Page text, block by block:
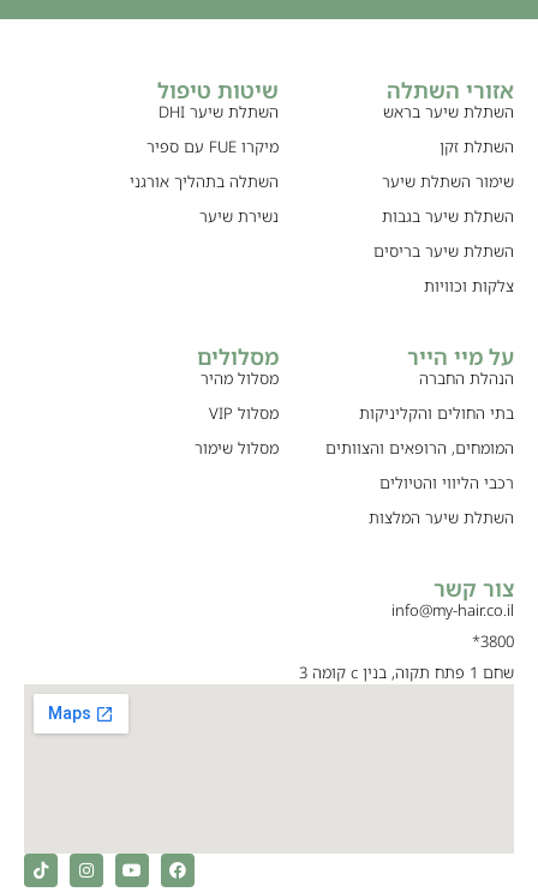
אזורי השתלה
השתלת שיער בראש
השתלת זקן
שימור השתלת שיער
השתלת שיער בגבות
השתלת שיער בריסים
צלקות וכוויות
שיטות טיפול
השתלת שיער DHI
מיקרו FUE עם ספיר
השתלה בתהליך אורגני
נשירת שיער
על מיי הייר
הנהלת החברה
בתי החולים והקליניקות
המומחים, הרופאים והצוותים
רכבי הליווי והטיולים
השתלת שיער המלצות
מסלולים
מסלול מהיר
מסלול VIP
מסלול שימור
צור קשר
info@my-hair.co.il
3800*
שחם 1 פתח תקוה, בנין c קומה 3